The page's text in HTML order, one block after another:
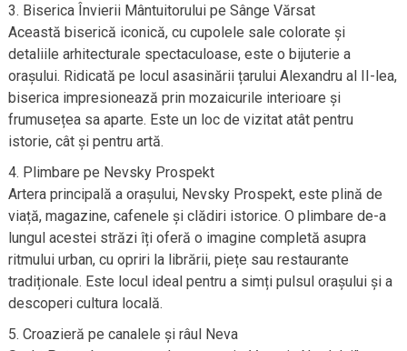
Biserica Învierii Mântuitorului pe Sânge Vărsat
Această biserică iconică, cu cupolele sale colorate și
detaliile arhitecturale spectaculoase, este o bijuterie a
orașului. Ridicată pe locul asasinării țarului Alexandru al II-lea,
biserica impresionează prin mozaicurile interioare și
frumusețea sa aparte. Este un loc de vizitat atât pentru
istorie, cât și pentru artă.
Plimbare pe Nevsky Prospekt
Artera principală a orașului, Nevsky Prospekt, este plină de
viață, magazine, cafenele și clădiri istorice. O plimbare de-a
lungul acestei străzi îți oferă o imagine completă asupra
ritmului urban, cu opriri la librării, piețe sau restaurante
tradiționale. Este locul ideal pentru a simți pulsul orașului și a
descoperi cultura locală.
Croazieră pe canalele și râul Neva